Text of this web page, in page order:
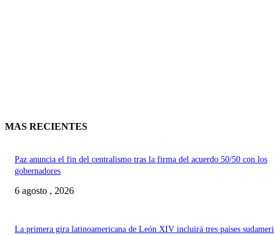
MAS RECIENTES
Paz anuncia el fin del centralismo tras la firma del acuerdo 50/50 con los
gobernadores
6 agosto , 2026
La primera gira latinoamericana de León XIV incluirá tres países